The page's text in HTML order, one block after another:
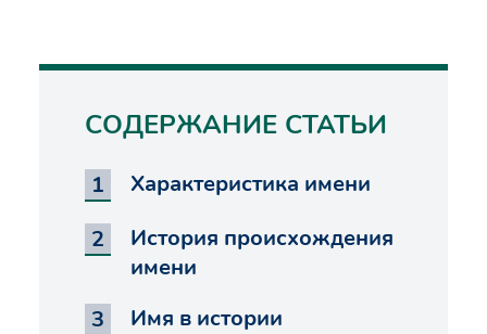
СОДЕРЖАНИЕ СТАТЬИ
Характеристика имени
История происхождения
имени
Имя в истории